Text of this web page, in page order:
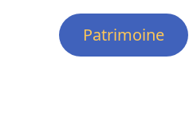
Patrimoine